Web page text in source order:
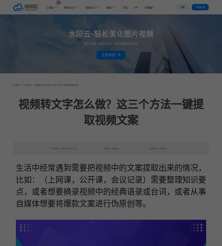
工具集 图片水印 视频水印 教程 下载 VIP 代理推广 登录 下载客户端
水印云-轻松美化图片视频
图片视频一键去水印，手机电脑均可使用
立即体验
首页 > 行业资讯 > 视频转文字怎么做？这三个方法一键提取视频文案
视频转文字怎么做？这三个方法一键提
取视频文案
发布日期：2024-06-06 13:34 发表者：qianqian 浏览次数：10052次
生活中经常遇到需要把视频中的文案提取出来的情况，
比如：（上网课，公开课，会议记录）需要整理知识要
点，或者想要摘录视频中的经典语录或台词，或者从事
自媒体想要将爆款文案进行伪原创等。